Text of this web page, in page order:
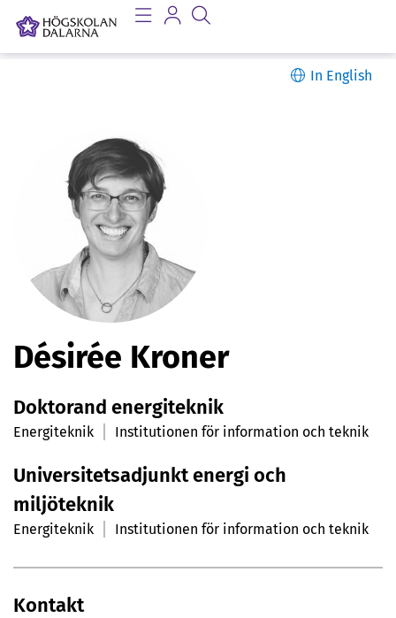
In English
P
e
r
s
o
n
l
i
Désirée Kroner
Doktorand energiteknik
Energiteknik Institutionen för information och teknik
Universitetsadjunkt energi och
miljöteknik
Energiteknik Institutionen för information och teknik
Kontakt